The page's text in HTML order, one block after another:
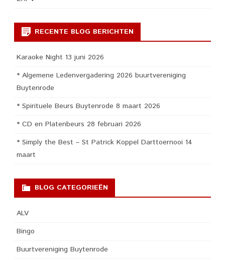
RECENTE BLOG BERICHTEN
Karaoke Night 13 juni 2026
* Algemene Ledenvergadering 2026 buurtvereniging
Buytenrode
* Spirituele Beurs Buytenrode 8 maart 2026
* CD en Platenbeurs 28 februari 2026
* Simply the Best – St Patrick Koppel Darttoernooi 14
maart
BLOG CATEGORIEËN
ALV
Bingo
Buurtvereniging Buytenrode